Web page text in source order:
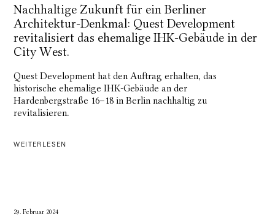
Nachhaltige Zukunft für ein Berliner
Architektur-Denkmal: Quest Development
revitalisiert das ehemalige IHK-Gebäude in der
City West.
Quest Development hat den Auftrag erhalten, das
historische ehemalige IHK-Gebäude an der
Hardenbergstraße 16–18 in Berlin nachhaltig zu
revitalisieren.
WEITERLESEN
29. Februar 2024